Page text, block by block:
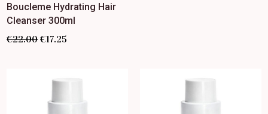
Boucleme Hydrating Hair
Cleanser 300ml
€22.00 €17.25